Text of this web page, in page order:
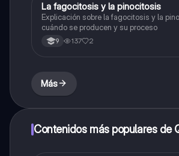
Biologia
La fagocitosis y la pinocitosis
Explicación sobre la fagocitosis y la
cuándo se producen y su proceso
9 137 2
Más
Contenidos más populares de